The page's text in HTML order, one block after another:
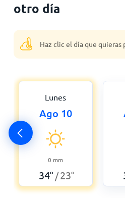
otro día
Haz clic el día que quieras
Lunes
Ago 10
0 mm
34° /23°